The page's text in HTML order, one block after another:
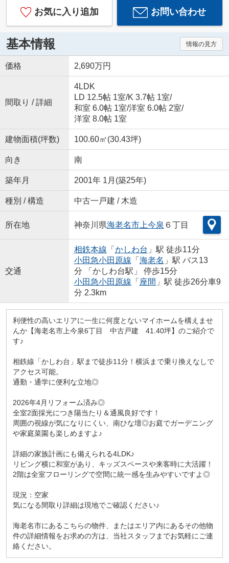
お気に入り追加 お問い合わせ
基本情報 情報の見方
価格 2,690万円
間取り / 詳細
4LDK
LD 12.5帖 1室/K 3.7帖 1室/
和室 6.0帖 1室/洋室 6.0帖 2室/
洋室 8.0帖 1室
建物面積(坪数) 100.60㎡(30.43坪)
向き 南
築年月 2001年 1月(築25年)
種別 / 構造 中古一戸建 / 木造
所在地 神奈川県海老名市上今泉 ６丁目
交通
相鉄本線 「 かしわ台 」駅 徒歩11分
小田急小田原線 「 海老名 」駅 バス13
分 「かしわ台駅」 停歩15分
小田急小田原線 「 座間 」駅 徒歩26分車9
分 2.3km
利便性の高いエリアに一生に何度とないマイホームを構えませ
んか【海老名市上今泉6丁目 中古戸建 41.40坪】のご紹介で
す♪
相鉄線「かしわ台」駅まで徒歩11分！横浜まで乗り換えなしで
アクセス可能。
通勤・通学に便利な立地◎
2026年4月リフォーム済み◎
全室2面採光につき陽当たり＆通風良好です！
周囲の視線が気になりにくい、南ひな壇◎お庭でガーデニング
や家庭菜園も楽しめますよ♪
詳細の家族計画にも備えられる4LDK♪
リビング横に和室があり、キッズスペースや来客時に大活躍！
2階は全室フローリングで空間に統一感を生みやすいですよ◎
現況：空家
気になる間取り詳細は現地でご確認ください♪
海老名市にあるこちらの物件、またはエリア内にあるその他物
件の詳細情報をお求めの方は、当社スタッフまでお気軽にご連
絡ください。